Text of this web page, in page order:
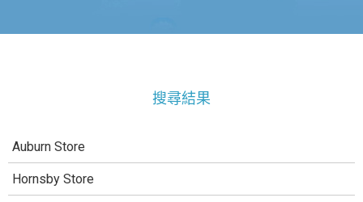
搜尋結果
Auburn Store
Hornsby Store